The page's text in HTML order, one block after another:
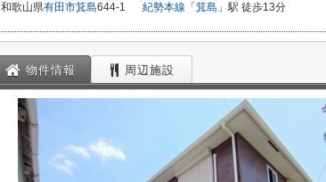
和歌山県有田市箕島644-1 紀勢本線 「 箕島 」駅 徒歩13分
物件情報 周辺施設